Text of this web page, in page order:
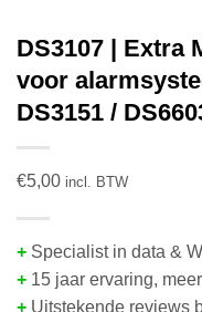
DS3107 | Extra
voor
DS3151 /
€5,00 incl. BTW
+ Specialist in data &
+ 15 jaar ervaring,
+ Uitstekende reviews